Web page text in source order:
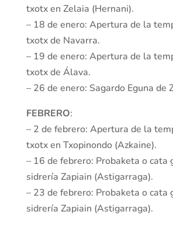
txotx en Zelaia (Hernani).
– 18 de enero: Apertura de la
txotx de Navarra.
– 19 de enero: Apertura de la
txotx de Álava.
– 26 de enero: Sagardo Eguna de
FEBRERO:
– 2 de febrero: Apertura de la
txotx en Txopinondo (Azkaine).
– 16 de febrero: Probaketa o cata
sidrería Zapiain (Astigarraga).
– 23 de febrero: Probaketa o cata
sidrería Zapiain (Astigarraga).